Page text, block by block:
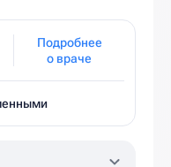
Подробнее
о враче